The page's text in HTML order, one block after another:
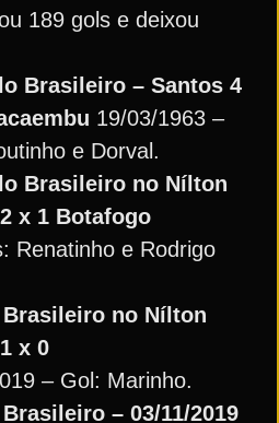
189 gols e deixou
Brasileiro – Santos 4
19/03/1963 –
e Dorval.
Brasileiro no Nílton
x 1 Botafogo
Renatinho e Rodrigo
no Nílton
x 0
– Gol: Marinho.
– 03/11/2019